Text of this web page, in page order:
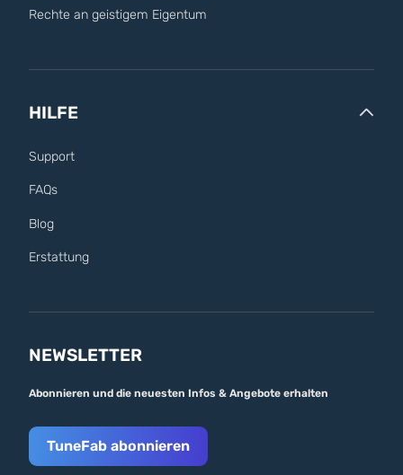
Rechte an geistigem Eigentum
HILFE
Support
FAQs
Blog
Erstattung
NEWSLETTER
Abonnieren und die neuesten Infos & Angebote erhalten
TuneFab abonnieren